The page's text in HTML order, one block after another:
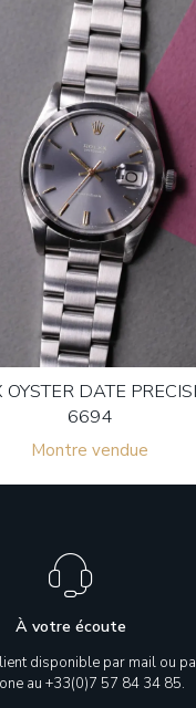
OYSTER DATE
6694
Montre vendue
À votre écoute
disponible par mail ou
au +33(0)7 57 84 34 85.